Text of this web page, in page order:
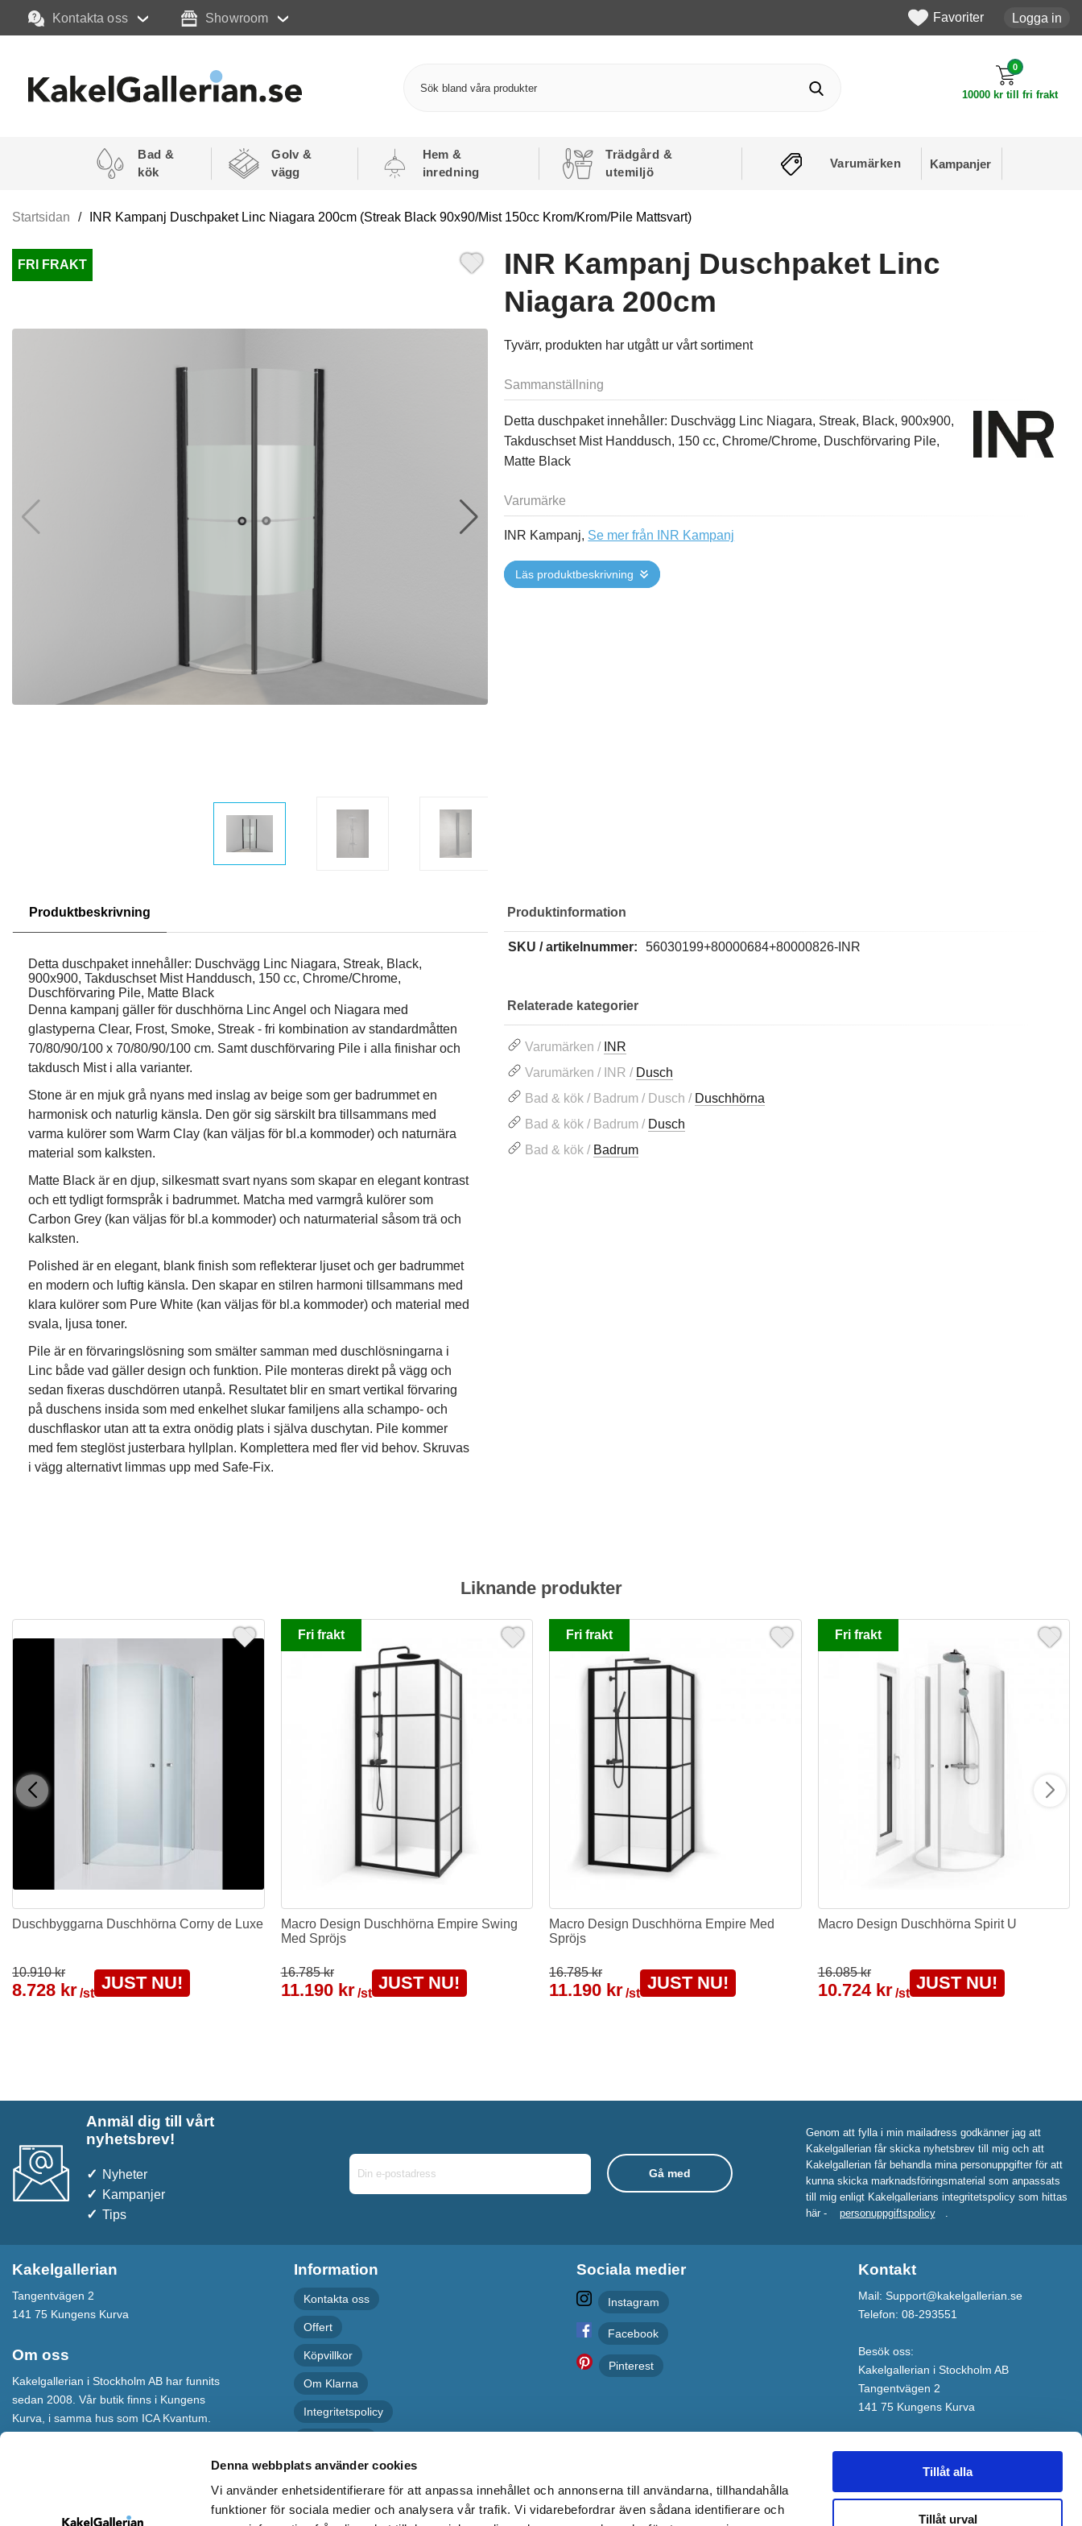
Denna webbplats använder cookies
Vi använder enhetsidentifierare för att anpassa innehållet och annonserna till användarna, tillhandahålla
funktioner för sociala medier och analysera vår trafik. Vi vidarebefordrar även sådana identifierare och
Tillåt alla
Tillåt urval
Kontakta oss Showroom Favoriter Logga in
0
10000 kr till fri frakt
Bad &
kök
Golv &
vägg
Hem &
inredning
Trädgård &
utemiljö
Varumärken Kampanjer
Startsidan INR Kampanj Duschpaket Linc Niagara 200cm (Streak Black 90x90/Mist 150cc Krom/Krom/Pile Mattsvart)
FRI FRAKT
INR Kampanj Duschpaket Linc
Niagara 200cm
Tyvärr, produkten har utgått ur vårt sortiment
Sammanställning
Detta duschpaket innehåller: Duschvägg Linc Niagara, Streak, Black, 900x900,
Takduschset Mist Handdusch, 150 cc, Chrome/Chrome, Duschförvaring Pile,
Matte Black
Varumärke
INR Kampanj, Se mer från INR Kampanj
Läs produktbeskrivning
Produktbeskrivning
Detta duschpaket innehåller: Duschvägg Linc Niagara, Streak, Black,
900x900, Takduschset Mist Handdusch, 150 cc, Chrome/Chrome,
Duschförvaring Pile, Matte Black
Denna kampanj gäller för duschhörna Linc Angel och Niagara med
glastyperna Clear, Frost, Smoke, Streak - fri kombination av standardmåtten
70/80/90/100 x 70/80/90/100 cm. Samt duschförvaring Pile i alla finishar och
takdusch Mist i alla varianter.
Stone är en mjuk grå nyans med inslag av beige som ger badrummet en
harmonisk och naturlig känsla. Den gör sig särskilt bra tillsammans med
varma kulörer som Warm Clay (kan väljas för bl.a kommoder) och naturnära
material som kalksten.
Matte Black är en djup, silkesmatt svart nyans som skapar en elegant kontrast
och ett tydligt formspråk i badrummet. Matcha med varmgrå kulörer som
Carbon Grey (kan väljas för bl.a kommoder) och naturmaterial såsom trä och
kalksten.
Polished är en elegant, blank finish som reflekterar ljuset och ger badrummet
en modern och luftig känsla. Den skapar en stilren harmoni tillsammans med
klara kulörer som Pure White (kan väljas för bl.a kommoder) och material med
svala, ljusa toner.
Pile är en förvaringslösning som smälter samman med duschlösningarna i
Linc både vad gäller design och funktion. Pile monteras direkt på vägg och
sedan fixeras duschdörren utanpå. Resultatet blir en smart vertikal förvaring
på duschens insida som med enkelhet slukar familjens alla schampo- och
duschflaskor utan att ta extra onödig plats i själva duschytan. Pile kommer
med fem steglöst justerbara hyllplan. Komplettera med fler vid behov. Skruvas
i vägg alternativt limmas upp med Safe-Fix.
Produktinformation
SKU / artikelnummer: 56030199+80000684+80000826-INR
Relaterade kategorier
Varumärken / INR
Varumärken / INR / Dusch
Bad & kök / Badrum / Dusch / Duschhörna
Bad & kök / Badrum / Dusch
Bad & kök / Badrum
Liknande produkter
Duschbyggarna Duschhörna Corny de Luxe
10.910 kr
8.728 kr/st
JUST NU!
Macro Design Duschhörna Empire Swing
Med Spröjs
16.785 kr
11.190 kr /st
JUST NU!
Fri frakt
Macro Design Duschhörna Empire Med
Spröjs
16.785 kr
11.190 kr/st
JUST NU!
Fri frakt
Macro Design Duschhörna Spirit U
16.085 kr
10.724 kr /st
JUST NU!
Fri frakt
Anmäl dig till vårt
nyhetsbrev!
Nyheter
Kampanjer
Tips
Genom att fylla i min mailadress godkänner jag att
Kakelgallerian får skicka nyhetsbrev till mig och att
Kakelgallerian får behandla mina personuppgifter för att
kunna skicka marknadsföringsmaterial som anpassats
till mig enligt Kakelgallerians integritetspolicy som hittas
här -
personuppgiftspolicy
Kakelgallerian
Tangentvägen 2
141 75 Kungens Kurva
Om oss
Kakelgallerian i Stockholm AB har funnits
sedan 2008. Vår butik finns i Kungens
Kurva, i samma hus som ICA Kvantum.
Information
Kontakta oss
Offert
Köpvillkor
Om Klarna
Integritetspolicy
Sociala medier
Instagram
Facebook
Pinterest
Kontakt
Mail: Support@kakelgallerian.se
Telefon: 08-293551
Besök oss:
Kakelgallerian i Stockholm AB
Tangentvägen 2
141 75 Kungens Kurva